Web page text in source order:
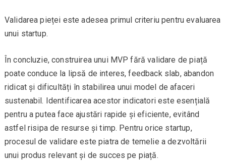
Validarea pieței este adesea primul criteriu pentru evaluarea
unui startup.
În concluzie, construirea unui MVP fără validare de piață
poate conduce la lipsă de interes, feedback slab, abandon
ridicat și dificultăți în stabilirea unui model de afaceri
sustenabil. Identificarea acestor indicatori este esențială
pentru a putea face ajustări rapide și eficiente, evitând
astfel risipa de resurse și timp. Pentru orice startup,
procesul de validare este piatra de temelie a dezvoltării
unui produs relevant și de succes pe piață.